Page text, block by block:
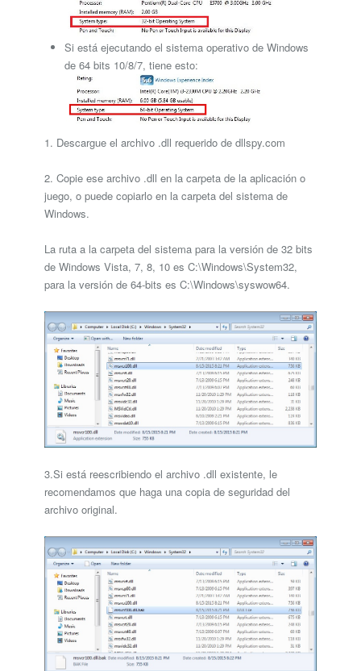
Si está ejecutando el sistema operativo de Windows
de 64 bits 10/8/7, tiene esto:
1. Descargue el archivo .dll requerido de dllspy.com
2. Copie ese archivo .dll en la carpeta de la aplicación o
juego, o puede copiarlo en la carpeta del sistema de
Windows.
La ruta a la carpeta del sistema para la versión de 32 bits
de Windows Vista, 7, 8, 10 es C:\Windows\System32,
para la versión de 64-bits es C:\Windows\syswow64.
3.Si está reescribiendo el archivo .dll existente, le
recomendamos que haga una copia de seguridad del
archivo original.